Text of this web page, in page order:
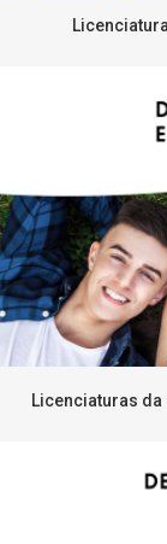
Licenciaturas